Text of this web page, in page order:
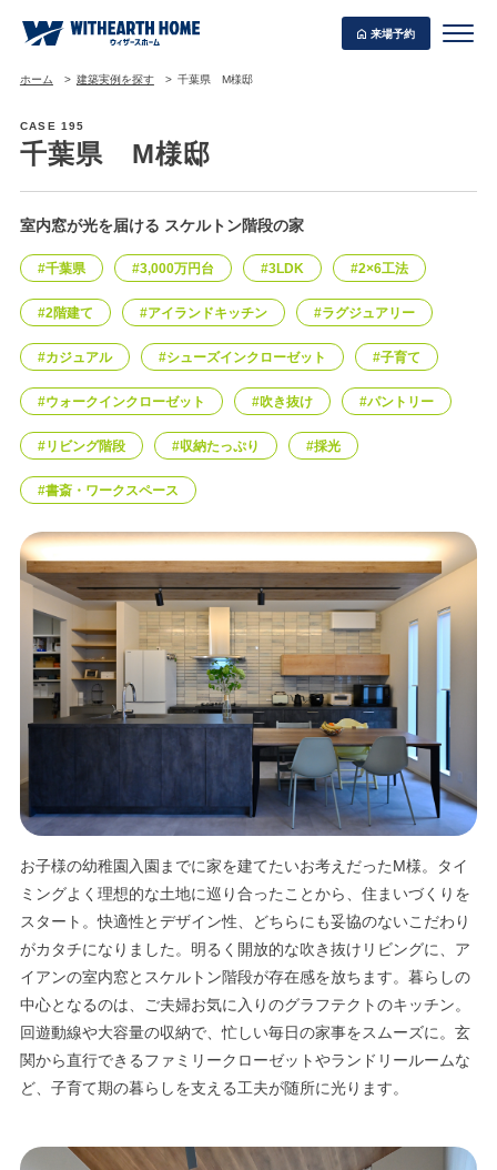
来場予約
WITHEARTH HOME の BEST PLAN
エリア限定商品
ホーム 建築実例を探す 千葉県 M様邸
CASE 195
千葉県 M様邸
室内窓が光を届ける スケルトン階段の家
#千葉県 #3,000万円台 #3LDK #2×6工法
#2階建て #アイランドキッチン #ラグジュアリー
#カジュアル #シューズインクローゼット #子育て
#ウォークインクローゼット #吹き抜け #パントリー
#リビング階段 #収納たっぷり #採光
#書斎・ワークスペース
お子様の幼稚園入園までに家を建てたいお考えだったM様。タイ
ミングよく理想的な土地に巡り合ったことから、住まいづくりを
スタート。快適性とデザイン性、どちらにも妥協のないこだわり
がカタチになりました。明るく開放的な吹き抜けリビングに、ア
イアンの室内窓とスケルトン階段が存在感を放ちます。暮らしの
中心となるのは、ご夫婦お気に入りのグラフテクトのキッチン。
回遊動線や大容量の収納で、忙しい毎日の家事をスムーズに。玄
関から直行できるファミリークローゼットやランドリールームな
ど、子育て期の暮らしを支える工夫が随所に光ります。